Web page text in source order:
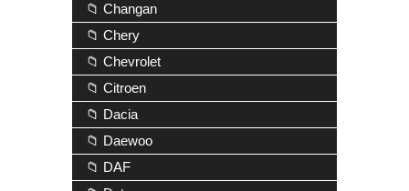
📁 Changan
📁 Chery
📁 Chevrolet
📁 Citroen
📁 Dacia
📁 Daewoo
📁 DAF